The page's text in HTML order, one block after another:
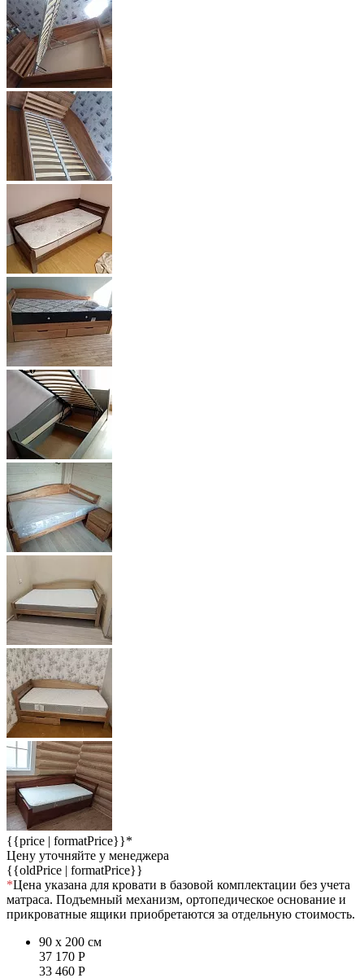
{{price | formatPrice}}*
Цену уточняйте у менеджера
{{oldPrice | formatPrice}}
*Цена указана для кровати в базовой комплектации без учета
матраса. Подъемный механизм, ортопедическое основание и
прикроватные ящики приобретаются за отдельную стоимость.
90 x 200 см
37 170 Р
33 460 Р